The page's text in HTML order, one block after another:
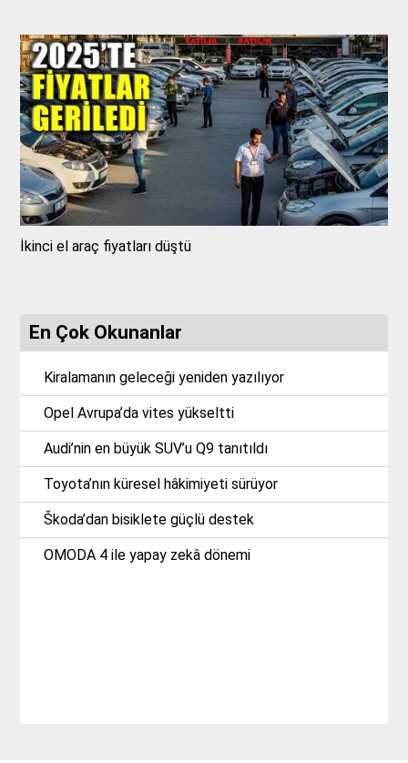
İkinci el araç fiyatları düştü
En Çok Okunanlar
Kiralamanın geleceği yeniden yazılıyor
Opel Avrupa’da vites yükseltti
Audi’nin en büyük SUV’u Q9 tanıtıldı
Toyota’nın küresel hâkimiyeti sürüyor
Škoda’dan bisiklete güçlü destek
OMODA 4 ile yapay zekâ dönemi